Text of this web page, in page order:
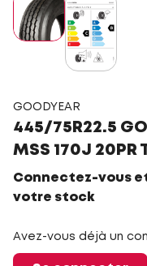
GOODYEAR
445/75R22.5
MSS 170J 20PR
Connectez-vous
votre stock
Avez-vous déjà un